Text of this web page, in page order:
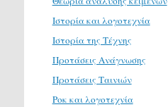
Ιστορία και λογοτεχνία
Ιστορία της Τέχνης
Προτάσεις Ανάγνωσης
Προτάσεις Ταινιών
Ροκ και λογοτεχνία